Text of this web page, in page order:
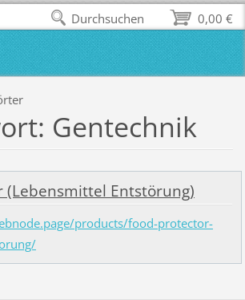
Gentechnik
Entstörung)
products/food-protector-
0,00 €
Durchsuchen